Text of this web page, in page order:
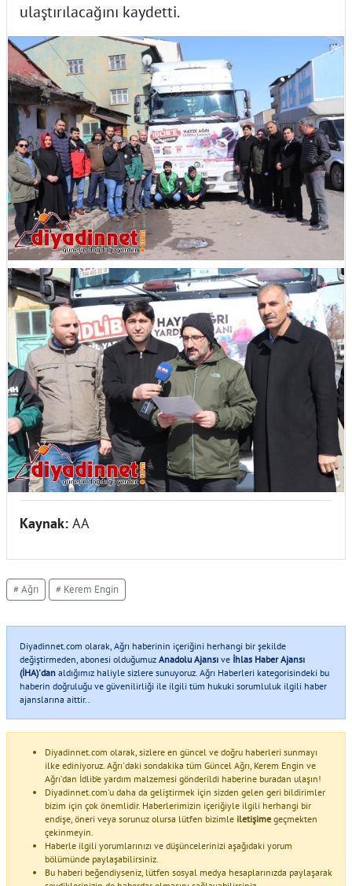
ulaştırılacağını kaydetti.
Kaynak: AA
# Ağrı # Kerem Engin
Diyadinnet.com olarak, Ağrı haberinin içeriğini herhangi bir şekilde
değiştirmeden, abonesi olduğumuz Anadolu Ajansı ve İhlas Haber Ajansı
(İHA)'dan aldığımız haliyle sizlere sunuyoruz. Ağrı Haberleri kategorisindeki bu
haberin doğruluğu ve güvenilirliği ile ilgili tüm hukuki sorumluluk ilgili haber
ajanslarına aittir..
Diyadinnet.com olarak, sizlere en güncel ve doğru haberleri sunmayı
ilke ediniyoruz. Ağrı'daki sondakika tüm Güncel Ağrı, Kerem Engin ve
Ağrı’dan İdlib’e yardım malzemesi gönderildi haberine buradan ulaşın!
Diyadinnet.com'u daha da geliştirmek için sizden gelen geri bildirimler
bizim için çok önemlidir. Haberlerimizin içeriğiyle ilgili herhangi bir
endişe, öneri veya sorunuz olursa lütfen bizimle iletişime geçmekten
çekinmeyin.
Haberle ilgili yorumlarınızı ve düşüncelerinizi aşağıdaki yorum
bölümünde paylaşabilirsiniz.
Bu haberi beğendiyseniz, lütfen sosyal medya hesaplarınızda paylaşarak